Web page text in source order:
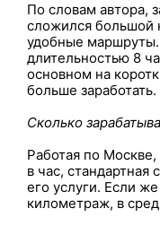
По словам автора,
сложился большой
удобные маршруты.
длительностью 8
основном на
больше заработать.
Сколько
Работая по
в час, стандартная
его услуги. Если
километраж, в